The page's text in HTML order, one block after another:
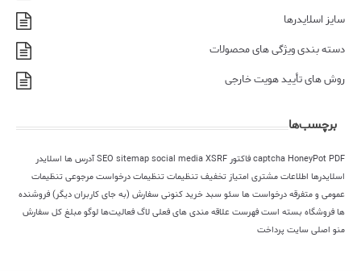
سایز اسلایدرها
دسته بندی ویژگی های محصولات
روش های تأیید هویت خارجی
برچسب‌ها
captcha HoneyPot PDF فاکتور SEO sitemapsocial mediaXSRF آدرس ها اسلایدر
اسلایدرها اطلاعات مشتری امتیاز تخفیفتنظیماتتنظیمات درخواست مرجوعیتنظیمات
عمومی و متفرقهدرخواست هاسئوسبد خرید کنونیسفارش (به جای کاربران دیگر)فروشنده
هافروشگاه بسته استفهرست علاقه مندی های فعلیلاگ فعالیت‌هالوگومبلغ کل سفارش
منو اصلی سایتپرداخت